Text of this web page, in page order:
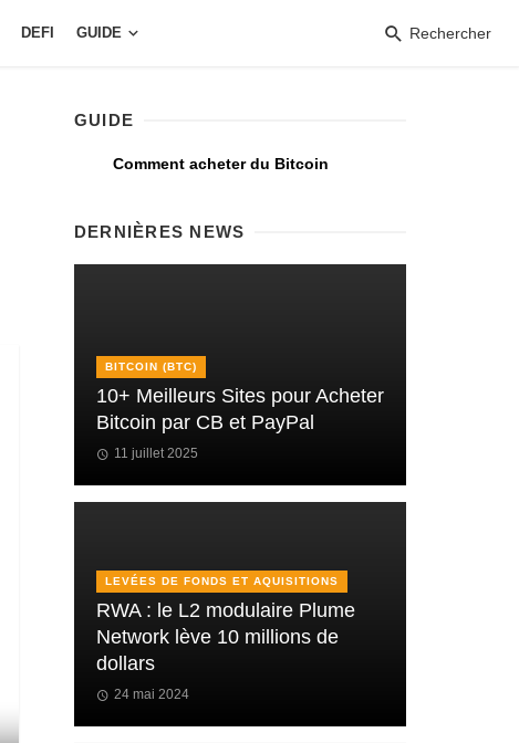
DEFI GUIDE Rechercher
GUIDE
Comment acheter du Bitcoin
DERNIÈRES NEWS
BITCOIN (BTC)
10+ Meilleurs Sites pour Acheter
Bitcoin par CB et PayPal
11 juillet 2025
LEVÉES DE FONDS ET AQUISITIONS
RWA : le L2 modulaire Plume
Network lève 10 millions de
dollars
24 mai 2024